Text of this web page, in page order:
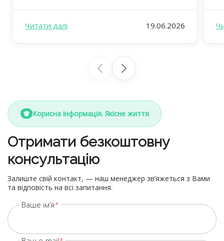
волокна. У FOODEX ми щодня дбаємо про те,
щоб ваш раціон був не просто смачним, а й
Читати далі 19.06.2026
Корисна інформація. Якісне життя
Отримати безкоштовну
консультацію
Залиште свій контакт, — наш менеджер зв’яжеться з Вами
та відповість на всі запитання.
Ваше ім’я